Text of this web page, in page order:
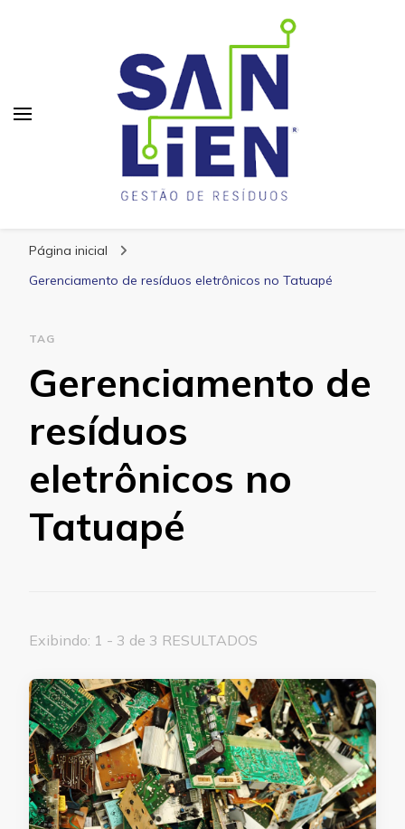
Página inicial
Gerenciamento de resíduos eletrônicos no Tatuapé
TAG
Gerenciamento de
resíduos
eletrônicos no
Tatuapé
Exibindo: 1 - 3 de 3 RESULTADOS